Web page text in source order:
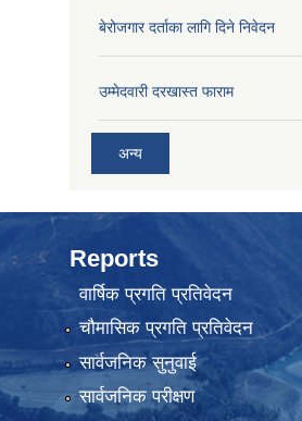
बेरोजगार दर्ताका लागि दिने निवेदन
उम्मेदवारी दरखास्त फाराम
अन्य
Reports
वार्षिक प्रगति प्रतिवेदन
चौमासिक प्रगति प्रतिवेदन
सार्वजनिक सुनुवाई
सार्वजनिक परीक्षण